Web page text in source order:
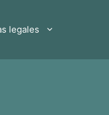
legales